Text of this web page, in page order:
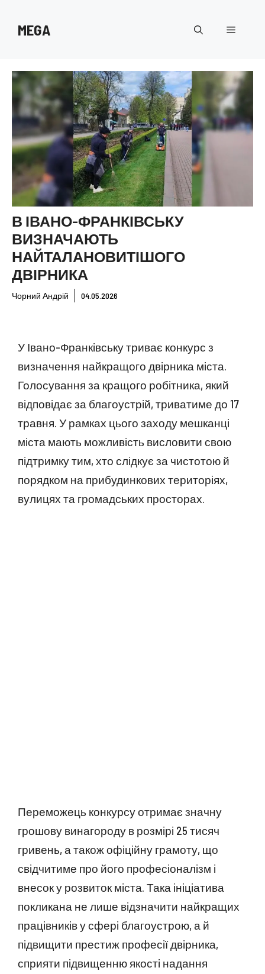
MEGA Меню
В ІВАНО-ФРАНКІВСЬКУ
ВИЗНАЧАЮТЬ
НАЙТАЛАНОВИТІШОГО
ДВІРНИКА
Чорний Андрій 04.05.2026
У Івано-Франківську триває конкурс з
визначення найкращого двірника міста.
Голосування за кращого робітника, який
відповідає за благоустрій, триватиме до 17
травня. У рамках цього заходу мешканці
міста мають можливість висловити свою
підтримку тим, хто слідкує за чистотою й
порядком на прибудинкових територіях,
вулицях та громадських просторах.
Переможець конкурсу отримає значну
грошову винагороду в розмірі 25 тисяч
гривень, а також офіційну грамоту, що
свідчитиме про його професіоналізм і
внесок у розвиток міста. Така ініціатива
покликана не лише відзначити найкращих
працівників у сфері благоустрою, а й
підвищити престиж професії двірника,
сприяти підвищенню якості надання